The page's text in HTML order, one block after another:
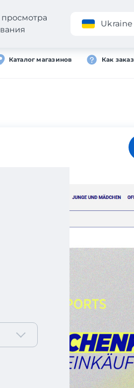
Каталог магазинов Как
Ukraine